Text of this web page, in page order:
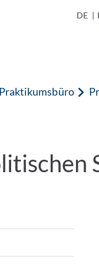
DE |
Praktikumsbüro